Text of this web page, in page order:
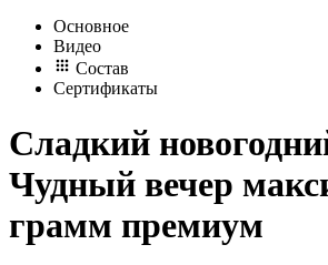
Основное
Видео
Состав
Сертификаты
Сладкий
Чудный вечер
грамм премиум